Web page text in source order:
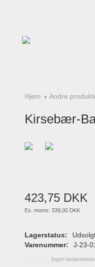
Hjem Andre
Kirsebær-
423,75 DKK
Ex. moms: 339,00 DKK
Lagerstatus:
Varenummer:
J-23-
Ingen